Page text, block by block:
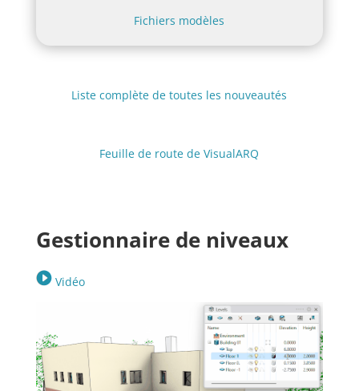
Fichiers modèles
Liste complète de toutes les nouveautés
Feuille de route de VisualARQ
Gestionnaire de niveaux
Vidéo